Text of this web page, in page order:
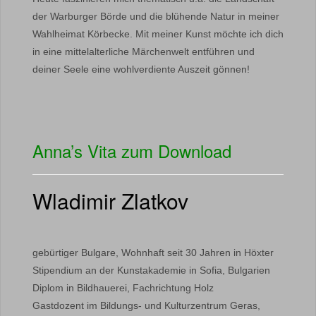
der Warburger Börde und die blühende Natur in meiner
Wahlheimat Körbecke. Mit meiner Kunst möchte ich dich
in eine mittelalterliche Märchenwelt entführen und
deiner Seele eine wohlverdiente Auszeit gönnen!
Anna’s Vita zum Download
Wladimir Zlatkov
gebürtiger Bulgare, Wohnhaft seit 30 Jahren in Höxter
Stipendium an der Kunstakademie in Sofia, Bulgarien
Diplom in Bildhauerei, Fachrichtung Holz
Gastdozent im Bildungs- und Kulturzentrum Geras,